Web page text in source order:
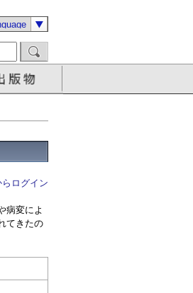
ログイン
病変によ
てきたの